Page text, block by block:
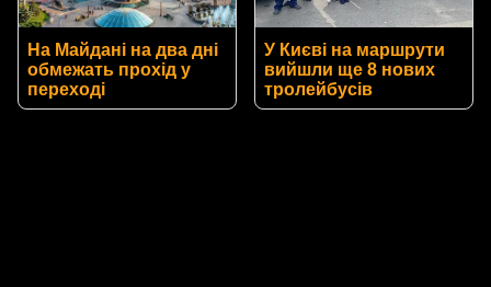
На Майдані на два дні
обмежать прохід у
переході
У Києві на маршрути
вийшли ще 8 нових
тролейбусів